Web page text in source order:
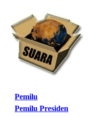
Pemilu
Pemilu Presiden